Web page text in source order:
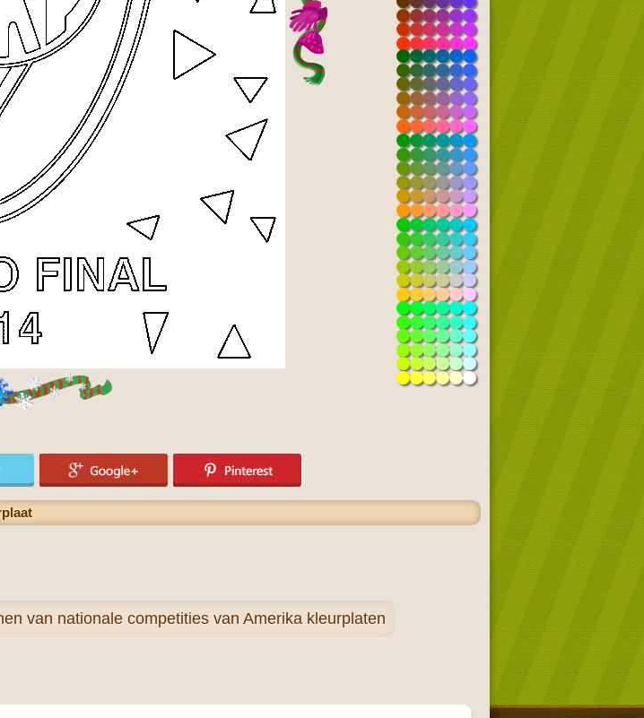
van nationale competities van Amerika kleurplaten